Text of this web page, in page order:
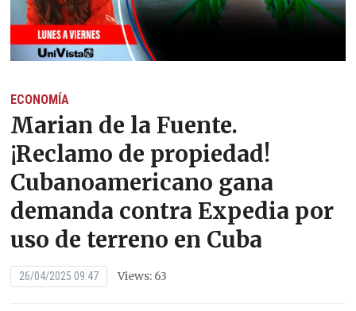
ECONOMÍA
Marian de la Fuente.
¡Reclamo de propiedad!
Cubanoamericano gana
demanda contra Expedia por
uso de terreno en Cuba
26/04/2025 09:47 Views: 63